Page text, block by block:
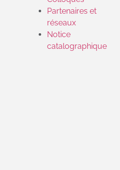
Partenaires et
réseaux
Notice
catalographique